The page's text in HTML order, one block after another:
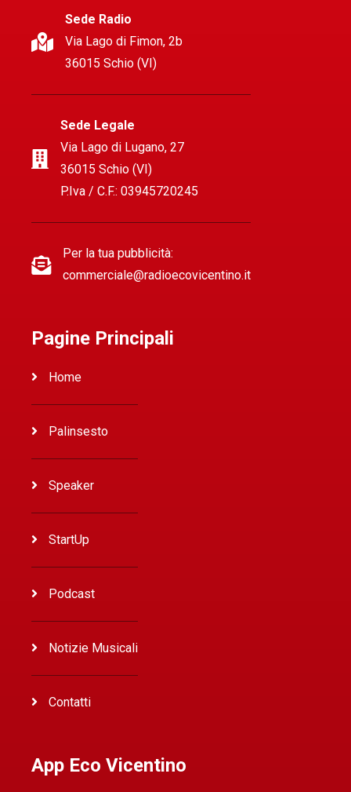
Sede Radio
Via Lago di Fimon, 2b
36015 Schio (VI)
Sede Legale
Via Lago di Lugano, 27
36015 Schio (VI)
P.Iva / C.F.: 03945720245
Per la tua pubblicità:
commerciale@radioecovicentino.it
Pagine Principali
Home
Palinsesto
Speaker
StartUp
Podcast
Notizie Musicali
Contatti
App Eco Vicentino